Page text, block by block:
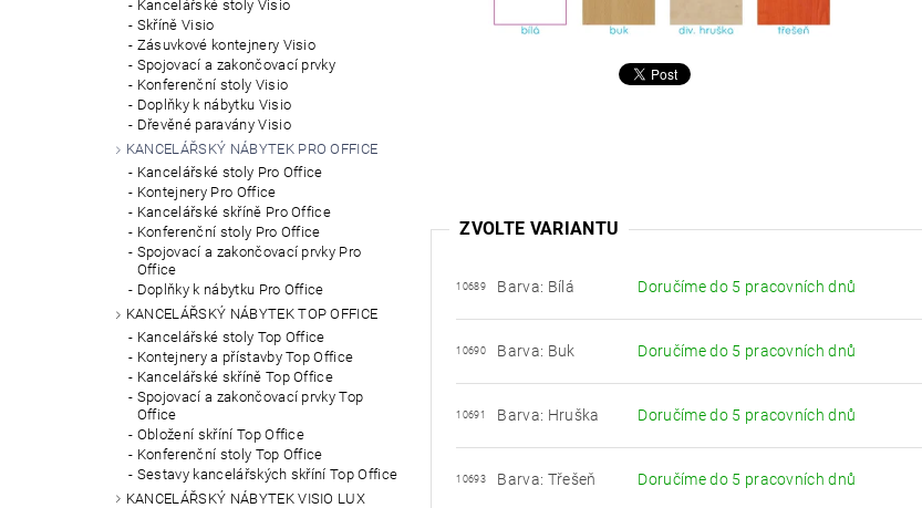
Kancelářské stoly Visio
Skříně Visio
Zásuvkové kontejnery Visio
Spojovací a zakončovací prvky
Konferenční stoly Visio
Doplňky k nábytku Visio
Dřevěné paravány Visio
KANCELÁŘSKÝ NÁBYTEK PRO OFFICE
Kancelářské stoly Pro Office
Kontejnery Pro Office
Kancelářské skříně Pro Office
Konferenční stoly Pro Office
Spojovací a zakončovací prvky Pro
Office
Doplňky k nábytku Pro Office
KANCELÁŘSKÝ NÁBYTEK TOP OFFICE
Kancelářské stoly Top Office
Kontejnery a přístavby Top Office
Kancelářské skříně Top Office
Spojovací a zakončovací prvky Top
Office
Obložení skříní Top Office
Konferenční stoly Top Office
Sestavy kancelářských skříní Top Office
KANCELÁŘSKÝ NÁBYTEK VISIO LUX
ZVOLTE VARIANTU
10689 Barva: Bílá Doručíme do 5 pracovních dnů
10690 Barva: Buk Doručíme do 5 pracovních dnů
10691 Barva: Hruška Doručíme do 5 pracovních dnů
10693 Barva: Třešeň Doručíme do 5 pracovních dnů